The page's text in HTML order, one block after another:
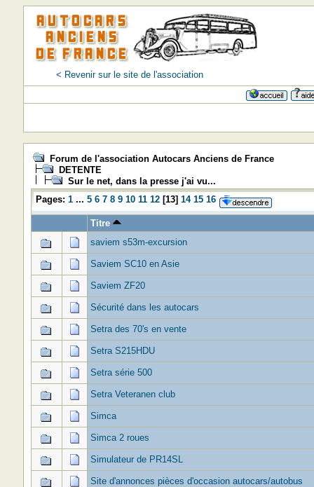
< Revenir sur le site de l'association
Forum de l'association Autocars Anciens de France
DETENTE
Sur le net, dans la presse j'ai vu...
Pages: 1 ... 5 6 7 8 9 10 11 12[13] 14 15 16
Titre
saviem s53m-excursion
Saviem SC10 en Asie
Saviem ZF20
Sécurité dans les autocars
Setra des 70's en vente
Setra S215HDU
Setra série 500
Setra Veteranen club
Simca
Simca 2 roues
Simulateur de PR14SL
Site d'annonces pièces d'occasion autocars/autobus